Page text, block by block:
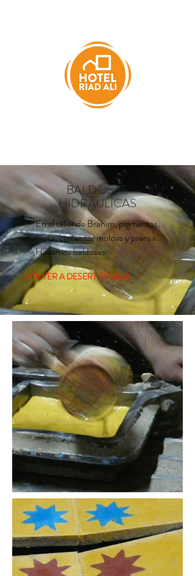
BALDOSAS
HIDRÁULICAS
En el taller de Brahim, pigmentos,
tierra, cemento, moldes y prensa.
Hacemos baldosas.
VOLVER A DESERT SENSES